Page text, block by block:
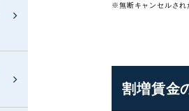
※無断キャンセルされ
割増賃金